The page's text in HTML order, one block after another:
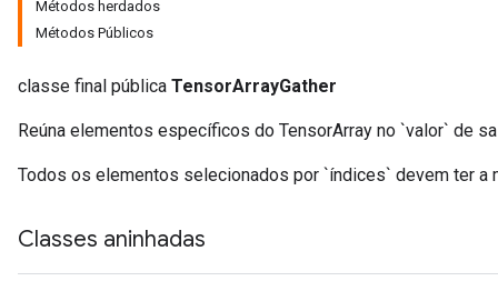
Métodos herdados
Métodos Públicos
classe final pública TensorArrayGather
Reúna elementos específicos do TensorArray no `valor` de
Todos os elementos selecionados por `índices` devem ter a
Classes aninhadas